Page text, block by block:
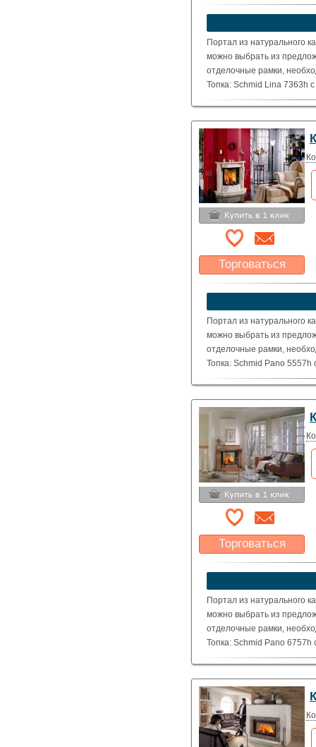
Какая цена Вас
устроит?
Портал из натурального
можно выбрать из
отделочные рамки,
Топка: Schmid Lina 7363h
( Номинальная мощность
Торговаться
Какая цена Вас
устроит?
Портал из натурального
можно выбрать из
отделочные рамки,
Топка: Schmid Pano
( Номинальная мощность
Торговаться
Какая цена Вас
устроит?
Портал из натурального
можно выбрать из
отделочные рамки,
Топка: Schmid Pano
( Номинальная мощность